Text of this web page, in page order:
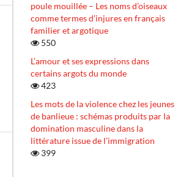
poule mouillée – Les noms d’oiseaux
comme termes d’injures en français
familier et argotique
550
L’amour et ses expressions dans
certains argots du monde
423
Les mots de la violence chez les jeunes
de banlieue : schémas produits par la
domination masculine dans la
littérature issue de l’immigration
399